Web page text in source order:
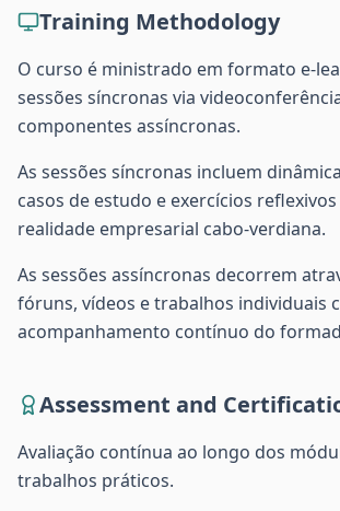
Training Methodology
O curso é ministrado em formato e-
sessões síncronas via
componentes assíncronas.
As sessões síncronas incluem
casos de estudo e exercícios
realidade empresarial cabo-verdiana.
As sessões assíncronas decorrem
fóruns, vídeos e trabalhos individuais
acompanhamento contínuo do
Assessment and
Avaliação contínua ao longo dos
trabalhos práticos.